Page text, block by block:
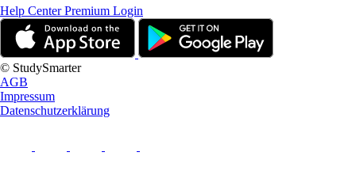
Help CenterPremium Login
© StudySmarter
AGB
Impressum
Datenschutzerklärung